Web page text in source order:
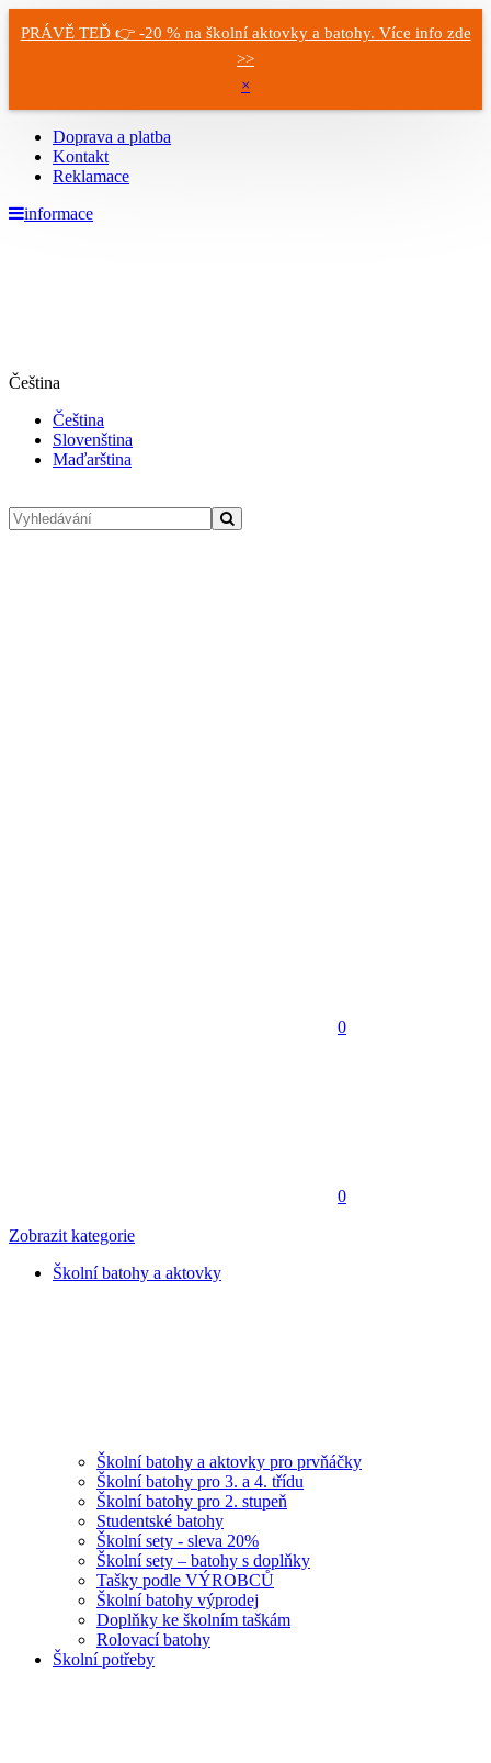
PRÁVĚ TEĎ 👉 -20 % na školní aktovky a batohy. Více info zde
>>
×
Doprava a platba
Kontakt
Reklamace
informace
Čeština
Čeština
Slovenština
Maďarština
0
0
Zobrazit kategorie
Školní batohy a aktovky
Školní batohy a aktovky pro prvňáčky
Školní batohy pro 3. a 4. třídu
Školní batohy pro 2. stupeň
Studentské batohy
Školní sety - sleva 20%
Školní sety – batohy s doplňky
Tašky podle VÝROBCŮ
Školní batohy výprodej
Doplňky ke školním taškám
Rolovací batohy
Školní potřeby